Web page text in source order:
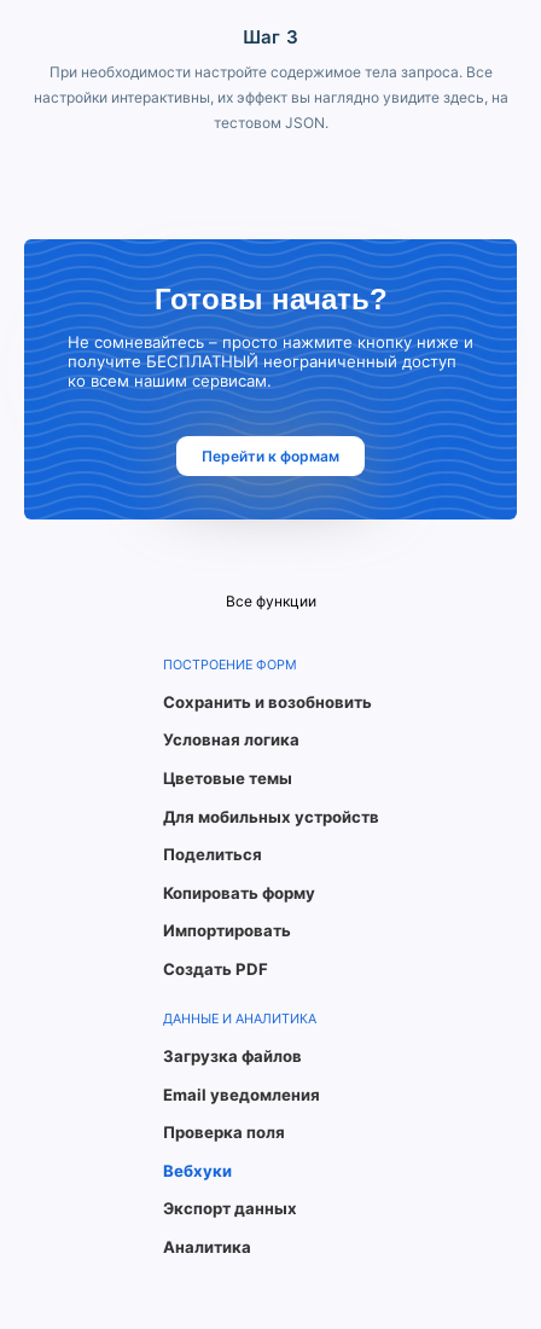
Шаг 3
При необходимости настройте содержимое тела запроса. Все
настройки интерактивны, их эффект вы наглядно увидите здесь, на
тестовом JSON.
Готовы начать?
Не сомневайтесь – просто нажмите кнопку ниже и
получите БЕСПЛАТНЫЙ неограниченный доступ
ко всем нашим сервисам.
Перейти к формам
Все функции
ПОСТРОЕНИЕ ФОРМ
Сохранить и возобновить
Условная логика
Цветовые темы
Для мобильных устройств
Поделиться
Копировать форму
Импортировать
Создать PDF
ДАННЫЕ И АНАЛИТИКА
Загрузка файлов
Email уведомления
Проверка поля
Вебхуки
Экспорт данных
Аналитика